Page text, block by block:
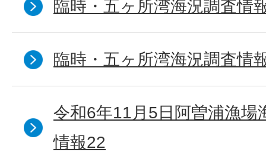
臨時・五ヶ所湾海況調査情
臨時・五ヶ所湾海況調査情
令和6年11月5日阿曽浦漁場
情報22